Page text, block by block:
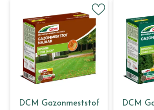
DCM Gazonmeststof
DCM